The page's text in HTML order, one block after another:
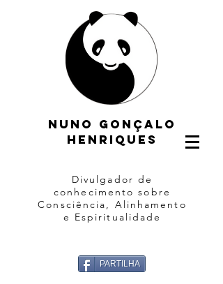
Nuno gonçalo
henriques
Divulgador de
conhecimento sobre
Consciência, Alinhamento
e Espiritualidade
PARTILHA